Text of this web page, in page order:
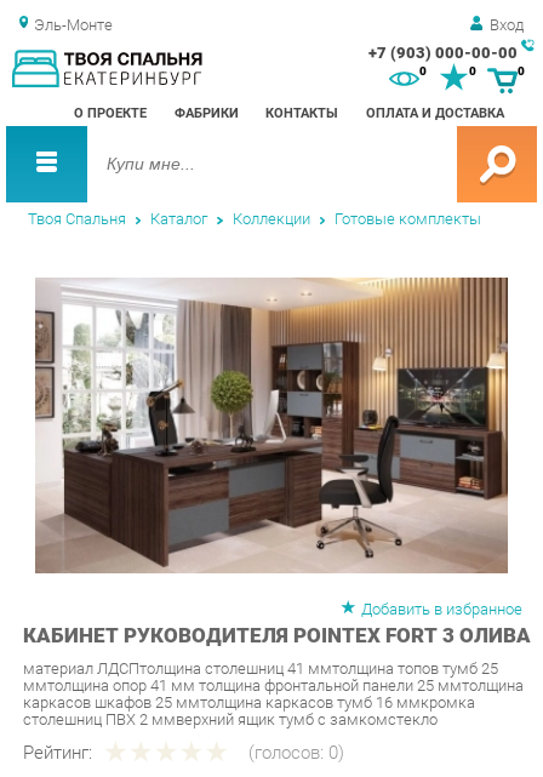
Эль-Монте Вход
+7 (903) 000-00-00
О ПРОЕКТЕ ФАБРИКИ КОНТАКТЫ ОПЛАТА И ДОСТАВКА
0 0
Твоя Спальня Каталог Коллекции Готовые комплекты
КАБИНЕТ РУКОВОДИТЕЛЯ POINTEX FORT 3 ОЛИВА
материал ЛДСПтолщина столешниц 41 ммтолщина топов тумб 25
ммтолщина опор 41 мм толщина фронтальной панели 25 ммтолщина
каркасов шкафов 25 ммтолщина каркасов тумб 16 ммкромка
столешниц ПВХ 2 ммверхний ящик тумб с замкомстекло
Рейтинг: (голосов:0)
Артикул: u-0111611